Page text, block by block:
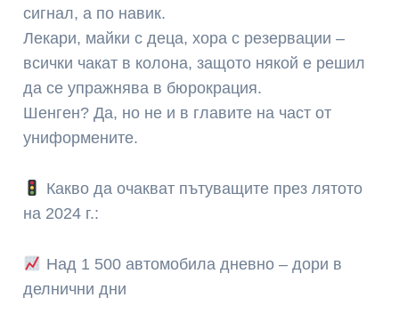
сигнал, а по навик.
Лекари, майки с деца, хора с резервации –
всички чакат в колона, защото някой е решил
да се упражнява в бюрокрация.
Шенген? Да, но не и в главите на част от
униформените.
Какво да очакват пътуващите през лятото
на 2024 г.:
Над 1 500 автомобила дневно – дори в
делнични дни